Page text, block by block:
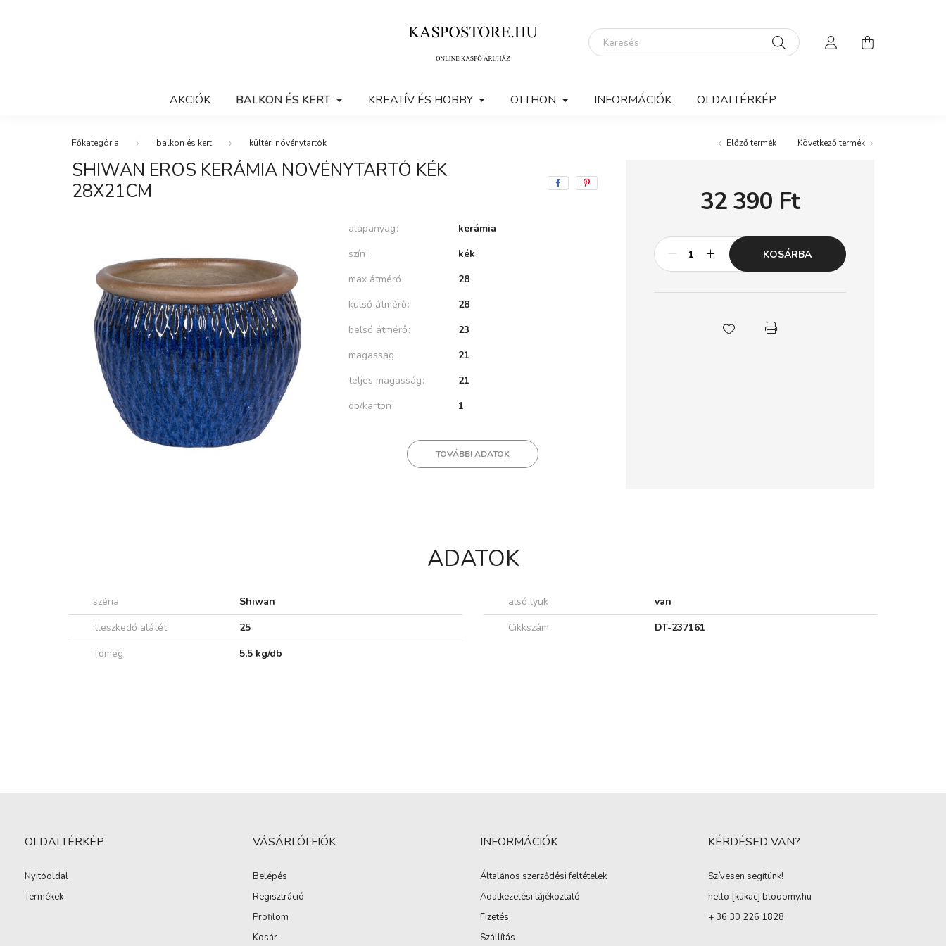
AKCIÓK BALKON ÉS KERT KREATÍV ÉS HOBBY OTTHON INFORMÁCIÓK OLDALTÉRKÉP
balkon és kert kültéri növénytartók Előző termék Következő termék
SHIWAN EROS KERÁMIA NÖVÉNYTARTÓ KÉK
28X21CM
alapanyag
kerámia
szín
kék
max átmérő
28
külső átmérő
28
belső átmérő
23
magasság
21
teljes magasság
21
db/karton
1
TOVÁBBI ADATOK
32 390 Ft
KOSÁRBA
ADATOK
széria Shiwan alsó lyuk
van
illeszkedő alátét
25 Cikkszám
DT-237161
Tömeg
5,5 kg/db
OLDALTÉRKÉP
Nyitóoldal
Termékek
VÁSÁRLÓI FIÓK
Belépés
Regisztráció
Profilom
Kosár
INFORMÁCIÓK
Általános szerződési feltételek
Adatkezelési tájékoztató
Fizetés
Szállítás
KÉRDÉSED VAN?
Szívesen segítünk!
hello [kukac] blooomy.hu
+ 36 30 226 1828